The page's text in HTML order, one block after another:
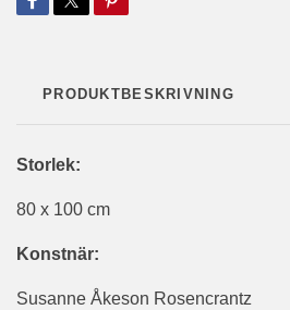
PRODUKTBESKRIVNING
Storlek:
80 x 100 cm
Konstnär:
Susanne Åkeson Rosencrantz